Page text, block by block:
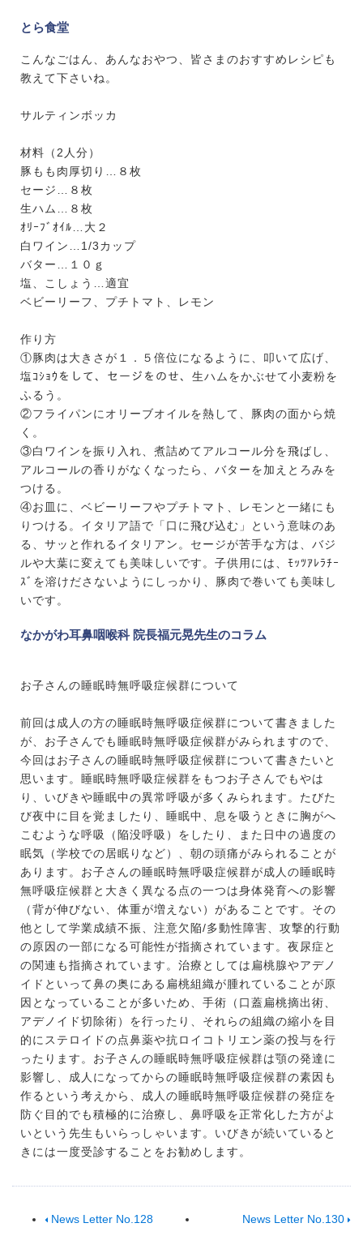
とら食堂
こんなごはん、あんなおやつ、皆さまのおすすめレシピも
教えて下さいね。
サルティンボッカ
材料（2人分）
豚もも肉厚切り…８枚
セージ…８枚
生ハム…８枚
ｵﾘｰﾌﾞｵｲﾙ…大２
白ワイン…1/3カップ
バター…１０ｇ
塩、こしょう…適宜
ベビーリーフ、プチトマト、レモン
作り方
①豚肉は大きさが１．５倍位になるように、叩いて広げ、
塩ｺｼｮｳをして、セージをのせ、生ハムをかぶせて小麦粉を
ふるう。
②フライパンにオリーブオイルを熱して、豚肉の面から焼
く。
③白ワインを振り入れ、煮詰めてアルコール分を飛ばし、
アルコールの香りがなくなったら、バターを加えとろみを
つける。
④お皿に、ベビーリーフやプチトマト、レモンと一緒にも
りつける。イタリア語で「口に飛び込む」という意味のあ
る、サッと作れるイタリアン。セージが苦手な方は、バジ
ルや大葉に変えても美味しいです。子供用には、ﾓｯﾂｱﾚﾗﾁｰ
ｽﾞを溶けださないようにしっかり、豚肉で巻いても美味し
いです。
なかがわ耳鼻咽喉科 院長福元晃先生のコラム
お子さんの睡眠時無呼吸症候群について
前回は成人の方の睡眠時無呼吸症候群について書きました
が、お子さんでも睡眠時無呼吸症候群がみられますので、
今回はお子さんの睡眠時無呼吸症候群について書きたいと
思います。睡眠時無呼吸症候群をもつお子さんでもやは
り、いびきや睡眠中の異常呼吸が多くみられます。たびた
び夜中に目を覚ましたり、睡眠中、息を吸うときに胸がへ
こむような呼吸（陥没呼吸）をしたり、また日中の過度の
眠気（学校での居眠りなど）、朝の頭痛がみられることが
あります。お子さんの睡眠時無呼吸症候群が成人の睡眠時
無呼吸症候群と大きく異なる点の一つは身体発育への影響
（背が伸びない、体重が増えない）があることです。その
他として学業成績不振、注意欠陥/多動性障害、攻撃的行動
の原因の一部になる可能性が指摘されています。夜尿症と
の関連も指摘されています。治療としては扁桃腺やアデノ
イドといって鼻の奥にある扁桃組織が腫れていることが原
因となっていることが多いため、手術（口蓋扁桃摘出術、
アデノイド切除術）を行ったり、それらの組織の縮小を目
的にステロイドの点鼻薬や抗ロイコトリエン薬の投与を行
ったります。お子さんの睡眠時無呼吸症候群は顎の発達に
影響し、成人になってからの睡眠時無呼吸症候群の素因も
作るという考えから、成人の睡眠時無呼吸症候群の発症を
防ぐ目的でも積極的に治療し、鼻呼吸を正常化した方がよ
いという先生もいらっしゃいます。いびきが続いていると
きには一度受診することをお勧めします。
News Letter No.128 News Letter No.130